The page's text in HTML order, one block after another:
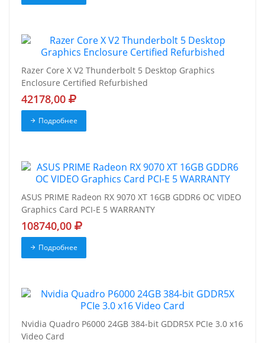
Razer Core X V2 Thunderbolt 5 Desktop Graphics
Enclosure Certified Refurbished
42178,00
Подробнее
ASUS PRIME Radeon RX 9070 XT 16GB GDDR6 OC VIDEO
Graphics Card PCI-E 5 WARRANTY
108740,00
Подробнее
Nvidia Quadro P6000 24GB 384-bit GDDR5X PCIe 3.0 x16
Video Card